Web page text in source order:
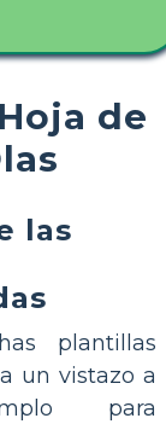
de
las
plantillas
un vistazo a
para